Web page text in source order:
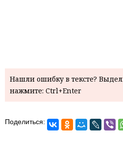
Нашли ошибку в тексте?
нажмите: Ctrl+Enter
Поделиться: